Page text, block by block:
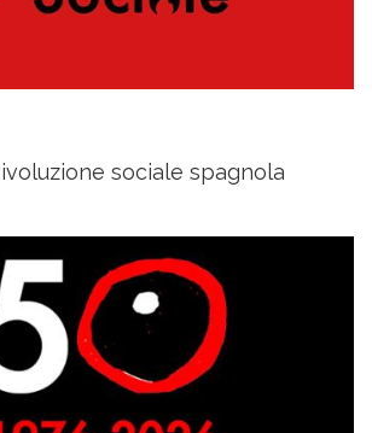
sociale spagnola